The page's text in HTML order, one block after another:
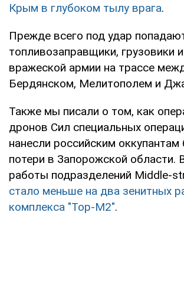
Крым в глубоком тылу врага.
Прежде всего под удар
топливозаправщики, грузовики
вражеской армии на трассе
Бердянском, Мелитополем и
Также мы писали о том, как
дронов Сил специальных
нанесли российским
потери в Запорожской области.
работы подразделений Middle-
стало меньше на два зенитных
комплекса "Тор-М2".